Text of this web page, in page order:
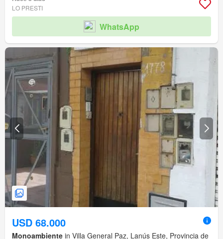
LO PRESTI
WhatsApp
USD 68.000
Monoambiente in Villa General Paz, Lanús Este, Provincia de